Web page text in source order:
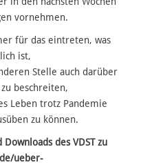
vornehmen.
für das eintreten, was
ist,
Stelle auch darüber
beschreiten,
Leben trotz Pandemie
zu können.
des VDST zu
ueber-